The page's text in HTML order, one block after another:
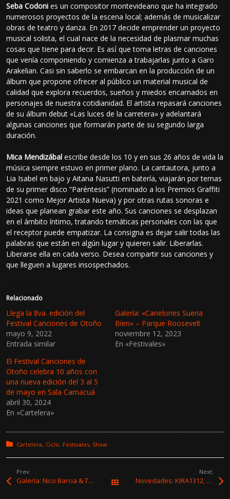
Seba Codoni es un compositor montevideano que ha integrado
numerosos proyectos de la escena local; además de musicalizar
obras de teatro y danza. En 2017 decide emprender un proyecto
musical solista, el cual nace de la necesidad de plasmar muchas
cosas que tiene para decir. Es así́ que toma letras de canciones
que venía componiendo y comienza a trabajarlas junto a Garo
Arakelian. Casi sin saberlo se embarcan en la producción de un
álbum que propone ofrecer al público un material musical de
calidad que explora recuerdos, sueños y miedos encarnados en
personajes de nuestra cotidianidad. El artista repasará canciones
de su álbum debut «Las luces de la carretera» y adelantará
algunas canciones que formarán parte de su segundo larga
duración.
Mica Mendizábal escribe desde los 10 y en sus 26 años de vida la
música siempre estuvo en primer plano. La cantautora, junto a
Lia Isabel en bajo y Aitana Nasutti en batería, viajarán por temas
de su primer disco “Paréntesis” (nominado a los Premios Graffiti
2021 como Mejor Artista Nueva) y por otras rutas sonoras e
ideas que planean grabar este año. Sus canciones se desplazan
en el ámbito íntimo, tratando temáticas personales con las que
el receptor puede empatizar. La consigna es dejar salir todas las
palabras que están en algún lugar y quieren salir. Liberarlas.
Liberarse ella en cada verso. Desea compartir sus canciones y
que lleguen a lugares insospechados.
Relacionado
Llega la 8va. edición del
Festival Canciones de Otoño
mayo 9, 2022
Entrada similar
Galería: «Canelones Suena
Bien» – Parque Roosevelt
noviembre 12, 2023
En «Festivales»
El Festival Canciones de
Otoño celebra 10 años con
una nueva edición del 3 al 5
de mayo en Sala Camacuá
abril 30, 2024
En «Cartelera»
Posted in:
Cartelera Ciclo Festivales Show
Prev:
Galería: Nico Barcia & Tito Sónico – La Cretina Todas las entradas
Next:
Novedades: KIRA1312, Simona Bustelo y Olivia